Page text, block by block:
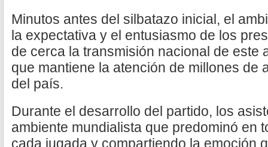
Minutos antes del silbatazo inicial, el
la expectativa y el entusiasmo de los
de cerca la transmisión nacional de este
que mantiene la atención de millones de
del país.
Durante el desarrollo del partido, los
ambiente mundialista que predominó en
cada jugada y compartiendo la emoción